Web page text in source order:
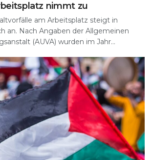
nimmt zu
am Arbeitsplatz steigt in
an. Nach Angaben der Allgemeinen
(AUVA) wurden im Jahr...